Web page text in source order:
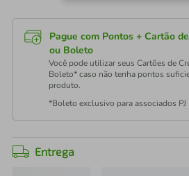
Pague com Pontos + Cartão
ou Boleto
Você pode utilizar seus Cartões de
Boleto* caso não tenha pontos
produto.
*Boleto exclusivo para associados PJ
Entrega